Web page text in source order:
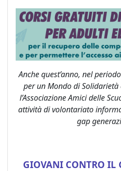
Anche quest’anno, nel
per un Mondo di Solidarietà
l’Associazione Amici delle
attività di volontariato
gap
GIOVANI CONTRO IL